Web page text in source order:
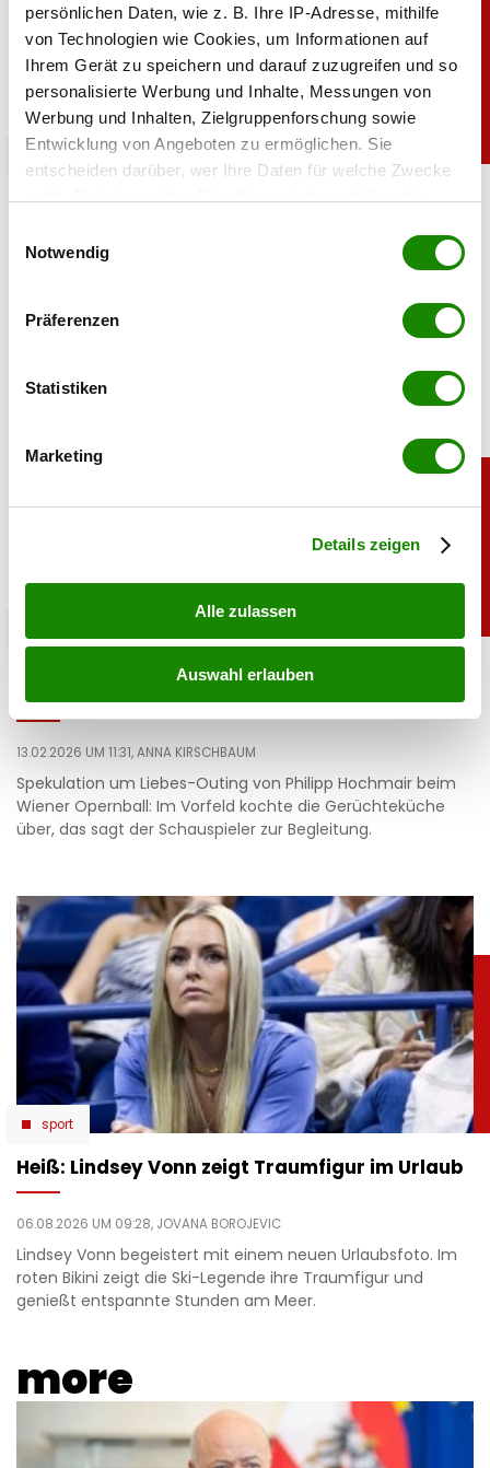
persönlichen Daten, wie z. B. Ihre IP-Adresse, mithilfe
von Technologien wie Cookies, um Informationen auf
Ihrem Gerät zu speichern und darauf zuzugreifen und so
personalisierte Werbung und Inhalte, Messungen von
Werbung und Inhalten, Zielgruppenforschung sowie
Entwicklung von Angeboten zu ermöglichen. Sie
entscheiden darüber, wer Ihre Daten für welche Zwecke
Trigger Symbol ändern oder widerrufen
Informationen über Ihre geografische Lage
können
bestimmten Merkmalen (Fingerprinting) identifizieren
Erfahren Sie mehr darüber, wie Ihre persönlichen Daten
Notwendig
Präferenzen
Statistiken
Marketing
Details zeigen
Alle zulassen
Auswahl erlauben
moments
moments GEWINNSPIEL Jacques Lemans
05.08.2026 UM 06:37,
Watches Uhren von Jacques Lemans im Gesamtwert von
€ 1.090,-. Jetzt mitspielen - viel Erfolg!
Hochmair zu Liebesauftritt am Opernball:
„Jetzt ist es raus!”
13.02.2026 UM 11:31,ANNA KIRSCHBAUM
Spekulation um Liebes-Outing von Philipp Hochmair beim
Wiener Opernball: Im Vorfeld kochte die Gerüchteküche
über, das sagt der Schauspieler zur Begleitung.
sport
Heiß: Lindsey Vonn zeigt Traumfigur im Urlaub
06.08.2026 UM 09:28, JOVANA BOROJEVIC
Lindsey Vonn begeistert mit einem neuen Urlaubsfoto. Im
roten Bikini zeigt die Ski-Legende ihre Traumfigur und
genießt entspannte Stunden am Meer.
more